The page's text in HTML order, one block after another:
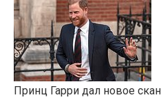
Принц Гарри дал новое